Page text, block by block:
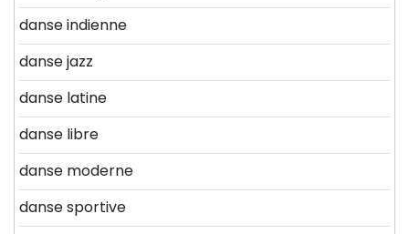
danse indienne
danse jazz
danse latine
danse libre
danse moderne
danse sportive